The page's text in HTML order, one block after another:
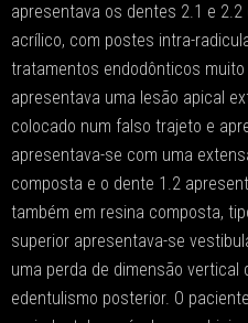
apresentava os dentes 2.1 e
acrílico, com postes intra-
tratamentos endodônticos
apresentava uma lesão apical
colocado num falso trajeto e
apresentava-se com uma
composta e o dente 1.2
também em resina composta,
superior apresentava-se
uma perda de dimensão
edentulismo posterior. O